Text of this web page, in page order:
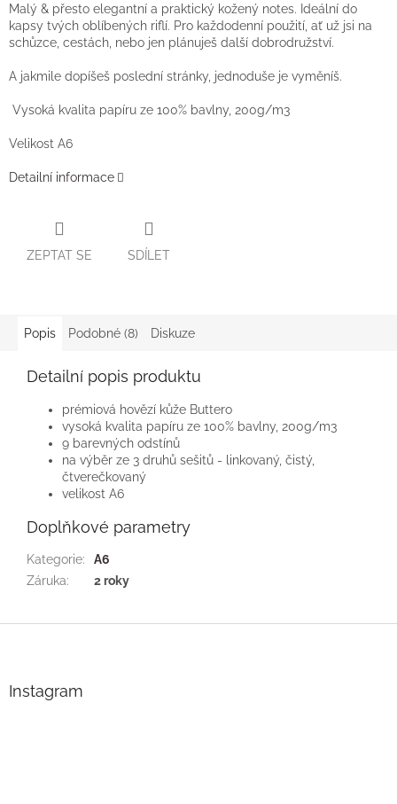
Malý & přesto elegantní a praktický kožený notes. Ideální do
kapsy tvých oblíbených riflí. Pro každodenní použití, ať už jsi na
schůzce, cestách, nebo jen plánuješ další dobrodružství.
A jakmile dopíšeš poslední stránky, jednoduše je vyměníš.
Vysoká kvalita papíru ze 100% bavlny, 200g/m3
Velikost A6
Detailní informace
ZEPTAT SE SDÍLET
Popis Podobné (8) Diskuze
Detailní popis produktu
prémiová hovězí kůže Buttero
vysoká kvalita papíru ze 100% bavlny, 200g/m3
9 barevných odstínů
na výběr ze 3 druhů sešitů - linkovaný, čistý,
čtverečkovaný
velikost A6
Doplňkové parametry
Kategorie:
A6
Záruka: 2 roky
Instagram